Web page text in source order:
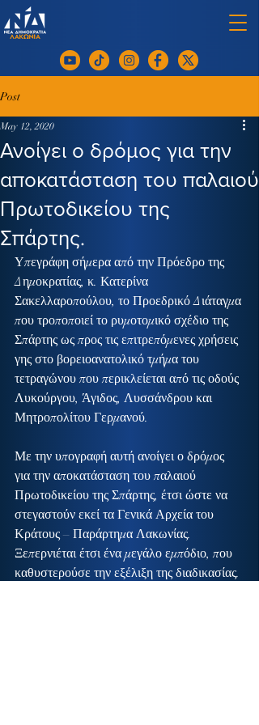
Post
Ανοίγει ο δρόμος για την
αποκατάσταση του παλαιού
Πρωτοδικείου της
Σπάρτης.
May 12, 2020
Υπεγράφη σήμερα από την Πρόεδρο της
Δημοκρατίας, κ. Κατερίνα
Σακελλαροπούλου, το Προεδρικό Διάταγμα
που τροποποιεί το ρυμοτομικό σχέδιο της
Σπάρτης ως προς τις επιτρεπόμενες χρήσεις
γης στο βορειοανατολικό τμήμα του
τετραγώνου που περικλείεται από τις οδούς
Λυκούργου, Άγιδος, Λυσσάνδρου και
Μητροπολίτου Γερμανού.
Με την υπογραφή αυτή ανοίγει ο δρόμος
για την αποκατάσταση του παλαιού
Πρωτοδικείου της Σπάρτης, έτσι ώστε να
στεγαστούν εκεί τα Γενικά Αρχεία του
Κράτους – Παράρτημα Λακωνίας.
Ξεπερνιέται έτσι ένα μεγάλο εμπόδιο, που
καθυστερούσε την εξέλιξη της διαδικασίας.